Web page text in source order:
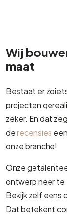
Wij
maat
Bestaat er
projecten
zeker. En dat
derecensies
onze branche!
Onze
ontwerp neer te
Bekijk zelf eens
Dat betekent